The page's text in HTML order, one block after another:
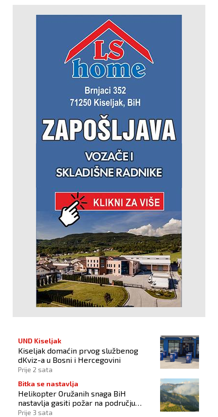
UND Kiseljak
Kiseljak domaćin prvog službenog
dKviz-a u Bosni i Hercegovini
Prije 2 sata
Bitka se nastavlja
Helikopter Oružanih snaga BiH
nastavlja gasiti požar na području
Konjica
Prije 3 sata